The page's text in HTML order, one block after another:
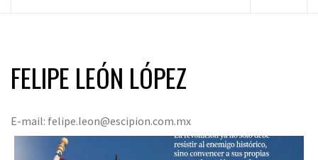
FELIPE LEÓN LÓPEZ
E-mail: felipe.leon@escipion.com.mx